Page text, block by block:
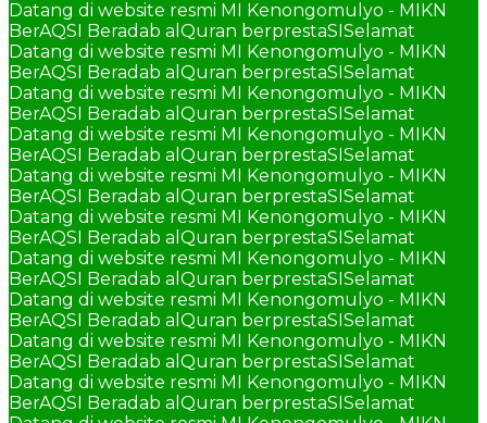
Datang di website resmi MI Kenongomulyo - MIKN
BerAQSI Beradab alQuran berprestaSISelamat
Datang di website resmi MI Kenongomulyo - MIKN
BerAQSI Beradab alQuran berprestaSISelamat
Datang di website resmi MI Kenongomulyo - MIKN
BerAQSI Beradab alQuran berprestaSISelamat
Datang di website resmi MI Kenongomulyo - MIKN
BerAQSI Beradab alQuran berprestaSISelamat
Datang di website resmi MI Kenongomulyo - MIKN
BerAQSI Beradab alQuran berprestaSISelamat
Datang di website resmi MI Kenongomulyo - MIKN
BerAQSI Beradab alQuran berprestaSISelamat
Datang di website resmi MI Kenongomulyo - MIKN
BerAQSI Beradab alQuran berprestaSISelamat
Datang di website resmi MI Kenongomulyo - MIKN
BerAQSI Beradab alQuran berprestaSISelamat
Datang di website resmi MI Kenongomulyo - MIKN
BerAQSI Beradab alQuran berprestaSISelamat
Datang di website resmi MI Kenongomulyo - MIKN
BerAQSI Beradab alQuran berprestaSISelamat